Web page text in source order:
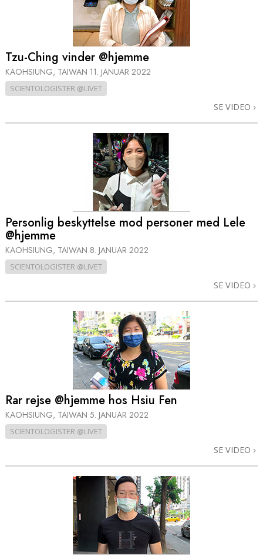
Tzu-Ching vinder @hjemme
KAOHSIUNG, TAIWAN 11. JANUAR 2022
SCIENTOLOGISTER @LIVET
SE VIDEO
Personlig beskyttelse mod personer med Lele
@hjemme
KAOHSIUNG, TAIWAN 8. JANUAR 2022
SCIENTOLOGISTER @LIVET
SE VIDEO
Rar rejse @hjemme hos Hsiu Fen
KAOHSIUNG, TAIWAN 5. JANUAR 2022
SCIENTOLOGISTER @LIVET
SE VIDEO